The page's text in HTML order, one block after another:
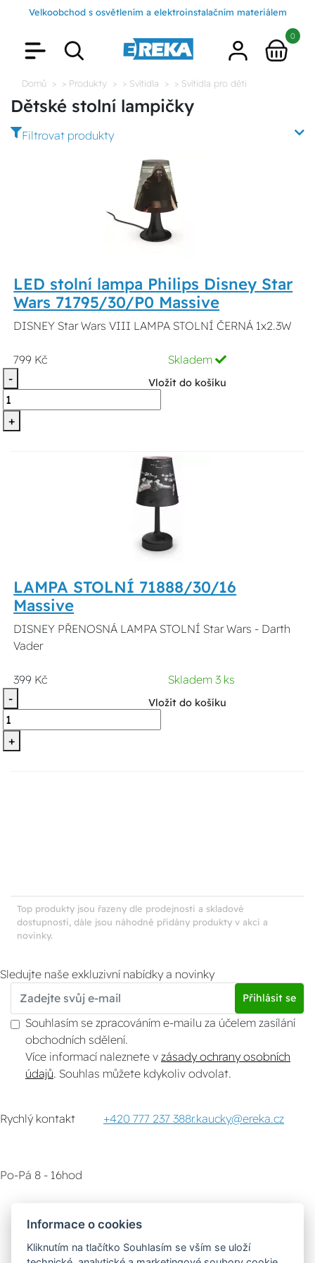
Velkoobchod s osvětlením a elektroinstalačním materiálem
0
Domů > Produkty > Svítidla > Svítidla pro děti
Dětské stolní lampičky
Filtrovat produkty
LED stolní lampa Philips Disney Star
Wars 71795/30/P0 Massive
DISNEY Star Wars VIII LAMPA STOLNÍ ČERNÁ 1x2.3W
799 Kč
Skladem
-
+
Vložit do košíku
LAMPA STOLNÍ 71888/30/16
Massive
DISNEY PŘENOSNÁ LAMPA STOLNÍ Star Wars - Darth
Vader
399 Kč
Skladem 3 ks
-
+
Vložit do košíku
Top produkty jsou řazeny dle prodejnosti a skladové
dostupnosti, dále jsou náhodně přidány produkty v akci a
novinky.
Sledujte naše exkluzivní nabídky a novinky
Přihlásit se
Souhlasím se zpracováním e-mailu za účelem zasílání
obchodních sdělení.
Více informací naleznete v zásady ochrany osobních
údajů . Souhlas můžete kdykoliv odvolat.
Rychlý kontakt +420 777 237 388r.kaucky@ereka.cz
Po-Pá 8 - 16hod
Poradna
Informace o cookies
Kliknutím na tlačítko Souhlasím se vším se uloží